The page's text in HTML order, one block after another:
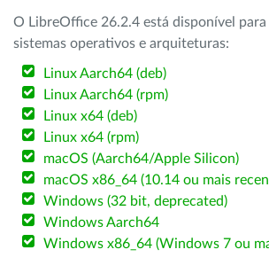
O LibreOffice 26.2.4 está disponível para
sistemas operativos e arquiteturas:
Linux Aarch64 (deb)
Linux Aarch64 (rpm)
Linux x64 (deb)
Linux x64 (rpm)
macOS (Aarch64/Apple Silicon)
macOS x86_64 (10.14 ou mais
Windows (32 bit, deprecated)
Windows Aarch64
Windows x86_64 (Windows 7 ou